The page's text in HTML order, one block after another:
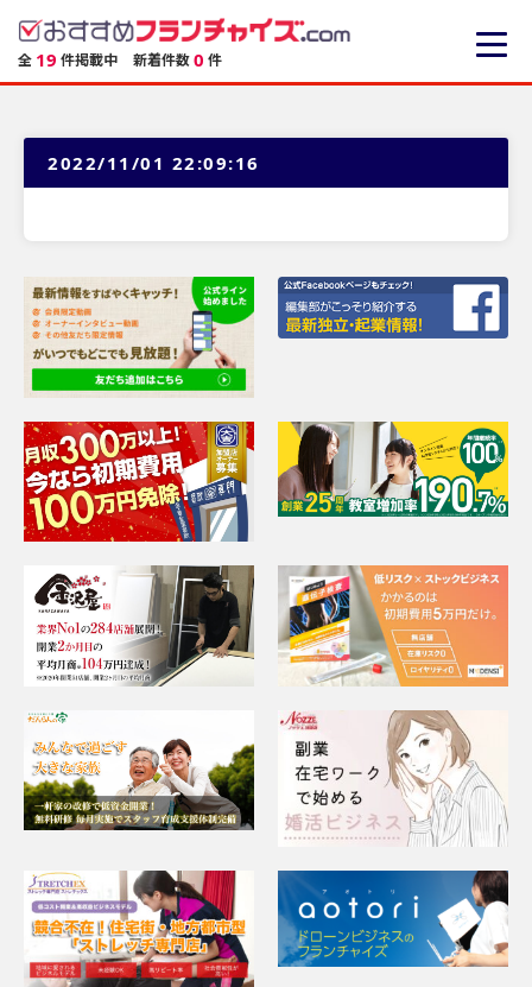
全 19 件掲載中 新着件数0 件
2022/11/01 22:09:16